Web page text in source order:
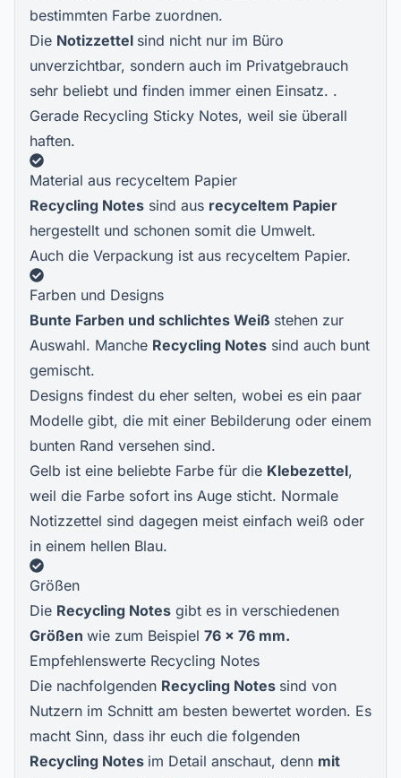
bestimmten Farbe zuordnen.
Die Notizzettel sind nicht nur im Büro
unverzichtbar, sondern auch im Privatgebrauch
sehr beliebt und finden immer einen Einsatz. .
Gerade Recycling Sticky Notes, weil sie überall
haften.
Material aus recyceltem Papier
Recycling Notes sind aus recyceltem Papier
hergestellt und schonen somit die Umwelt.
Auch die Verpackung ist aus recyceltem Papier.
Farben und Designs
Bunte Farben und schlichtes Weiß stehen zur
Auswahl. Manche Recycling Notes sind auch bunt
gemischt.
Designs findest du eher selten, wobei es ein paar
Modelle gibt, die mit einer Bebilderung oder einem
bunten Rand versehen sind.
Gelb ist eine beliebte Farbe für die Klebezettel,
weil die Farbe sofort ins Auge sticht. Normale
Notizzettel sind dagegen meist einfach weiß oder
in einem hellen Blau.
Größen
Die Recycling Notes gibt es in verschiedenen
Größen wie zum Beispiel 76 x 76 mm.
Empfehlenswerte Recycling Notes
Die nachfolgenden Recycling Notes sind von
Nutzern im Schnitt am besten bewertet worden. Es
macht Sinn, dass ihr euch die folgenden
Recycling Notes im Detail anschaut, denn mit